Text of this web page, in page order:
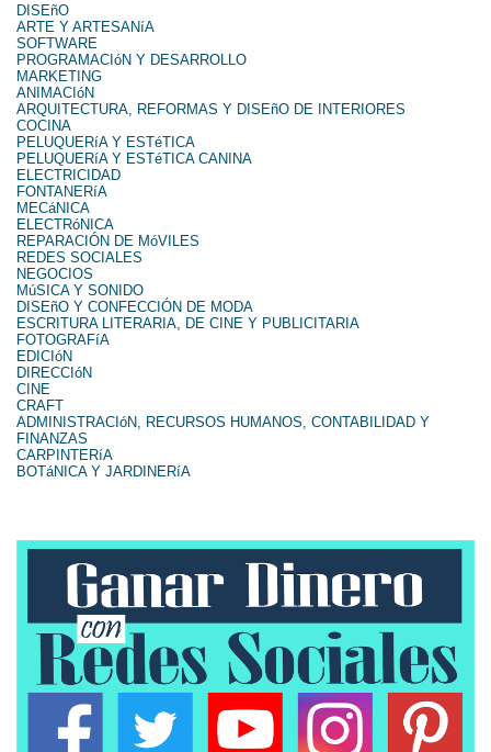
DISEñO
ARTE Y ARTESANíA
SOFTWARE
PROGRAMACIóN Y DESARROLLO
MARKETING
ANIMACIóN
ARQUITECTURA, REFORMAS Y DISEñO DE INTERIORES
COCINA
PELUQUERíA Y ESTéTICA
PELUQUERíA Y ESTéTICA CANINA
ELECTRICIDAD
FONTANERíA
MECáNICA
ELECTRóNICA
REPARACIÓN DE MóVILES
REDES SOCIALES
NEGOCIOS
MúSICA Y SONIDO
DISEñO Y CONFECCIÓN DE MODA
ESCRITURA LITERARIA, DE CINE Y PUBLICITARIA
FOTOGRAFíA
EDICIóN
DIRECCIóN
CINE
CRAFT
ADMINISTRACIóN, RECURSOS HUMANOS, CONTABILIDAD Y
FINANZAS
CARPINTERíA
BOTáNICA Y JARDINERíA